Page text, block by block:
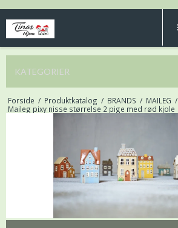
KATEGORIER
Forside / Produktkatalog / BRANDS / MAILEG /
Maileg pixy nisse størrelse 2 pige med rød kjole